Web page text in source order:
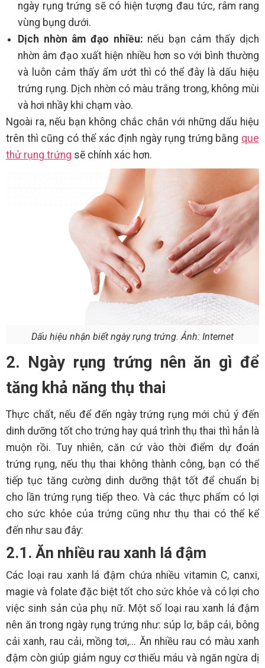
ngày rụng trứng sẽ có hiện tượng đau tức, râm rang
vùng bụng dưới.
Dịch nhờn âm đạo nhiều: nếu bạn cảm thấy dịch
nhờn âm đạo xuất hiện nhiều hơn so với bình thường
và luôn cảm thấy ẩm ướt thì có thể đây là dấu hiệu
trứng rụng. Dịch nhờn có màu trắng trong, không mùi
và hơi nhầy khi chạm vào.
Ngoài ra, nếu bạn không chắc chắn với những dấu hiệu
trên thì cũng có thể xác định ngày rụng trứng bằng que
thử rụng trứng sẽ chính xác hơn.
Dấu hiệu nhận biết ngày rụng trứng. Ảnh: Internet
2. Ngày rụng trứng nên ăn gì để
tăng khả năng thụ thai
Thực chất, nếu để đến ngày trứng rụng mới chú ý đến
dinh dưỡng tốt cho trứng hay quá trình thụ thai thì hẳn là
muộn rồi. Tuy nhiên, căn cứ vào thời điểm dự đoán
trứng rụng, nếu thụ thai không thành công, bạn có thể
tiếp tục tăng cường dinh dưỡng thật tốt để chuẩn bị
cho lần trứng rụng tiếp theo. Và các thực phẩm có lợi
cho sức khỏe của trứng cũng như thụ thai có thể kể
đến như sau đây:
2.1. Ăn nhiều rau xanh lá đậm
Các loại rau xanh lá đậm chứa nhiều vitamin C, canxi,
magie và folate đặc biệt tốt cho sức khỏe và có lợi cho
việc sinh sản của phụ nữ. Một số loại rau xanh lá đậm
nên ăn trong ngày rụng trứng như: súp lơ, bắp cải, bông
cải xanh, rau cải, mồng tơi,... Ăn nhiều rau có màu xanh
đậm còn giúp giảm nguy cơ thiếu máu và ngăn ngừa dị